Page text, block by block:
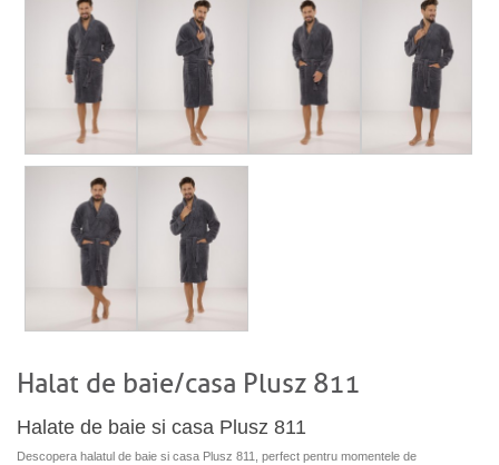
Halat de baie/casa Plusz 811
Halate de baie si casa Plusz 811
Descopera halatul de baie si casa Plusz 811, perfect pentru momentele de